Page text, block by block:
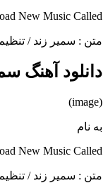
New Music Called
متن : سمیر زند /
دانلود آهنگ
(image)
به نام
New Music Called
متن : سمیر زند /